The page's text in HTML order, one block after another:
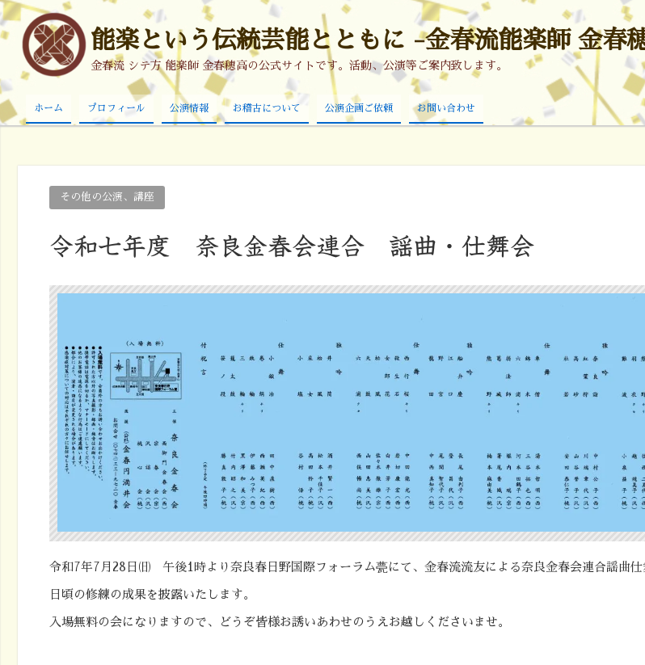
能楽という伝統芸能とともに -金春流能楽師 金春
金春流 シテ方 能楽師 金春穂高の公式サイトです。活動、公演等ご案内致します。
ホーム プロフィール 公演情報 お稽古について 公演企画ご依頼 お問い合わせ
その他の公演、講座
令和七年度 奈良金春会連合 謡曲・仕舞会
令和7年7月28日㈰ 午後1時より奈良春日野国際フォーラム甍にて、金春流流友による奈良金春会連合謡曲仕
日頃の修練の成果を披露いたします。
入場無料の会になりますので、どうぞ皆様お誘いあわせのうえお越しくださいませ。